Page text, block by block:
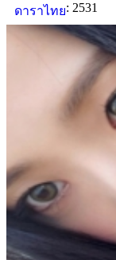
ดาราไทย: 2531